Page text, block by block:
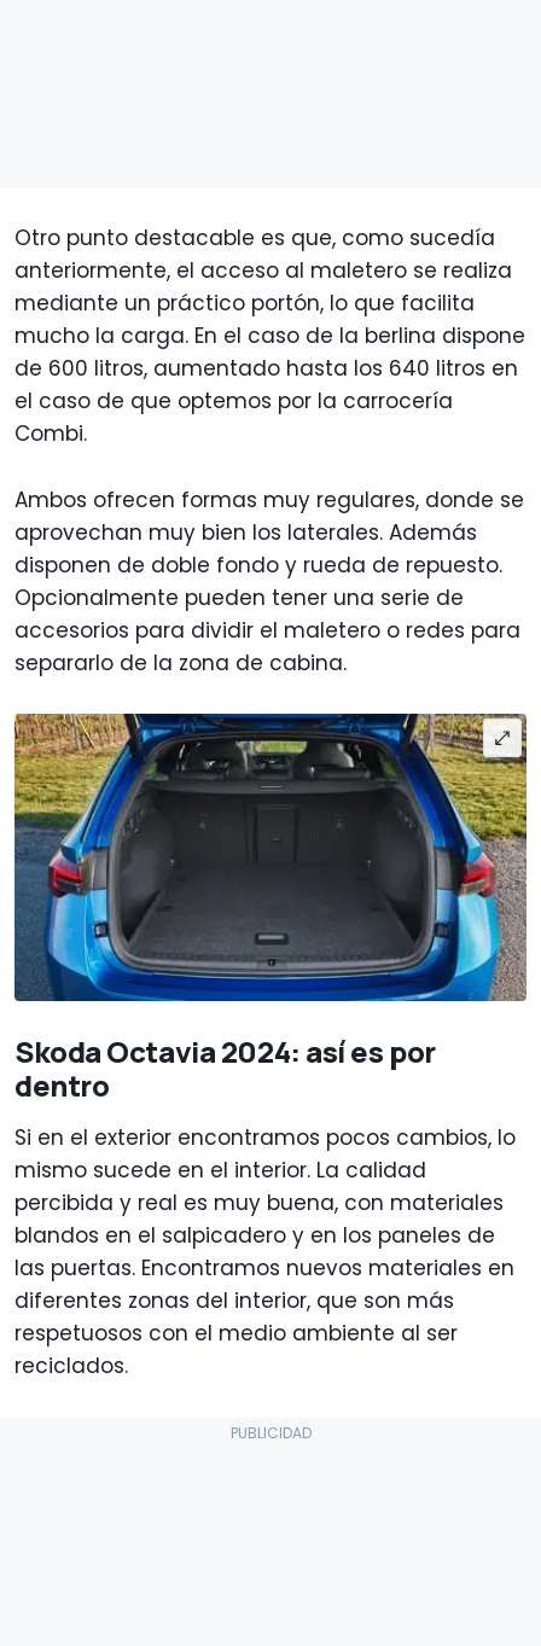
Otro punto destacable es que, como sucedía
anteriormente, el acceso al maletero se realiza
mediante un práctico portón, lo que facilita
mucho la carga. En el caso de la berlina dispone
de 600 litros, aumentado hasta los 640 litros en
el caso de que optemos por la carrocería
Combi.
Ambos ofrecen formas muy regulares, donde se
aprovechan muy bien los laterales. Además
disponen de doble fondo y rueda de repuesto.
Opcionalmente pueden tener una serie de
accesorios para dividir el maletero o redes para
separarlo de la zona de cabina.
Skoda Octavia 2024: así es por
dentro
Si en el exterior encontramos pocos cambios, lo
mismo sucede en el interior. La calidad
percibida y real es muy buena, con materiales
blandos en el salpicadero y en los paneles de
las puertas. Encontramos nuevos materiales en
diferentes zonas del interior, que son más
respetuosos con el medio ambiente al ser
reciclados.